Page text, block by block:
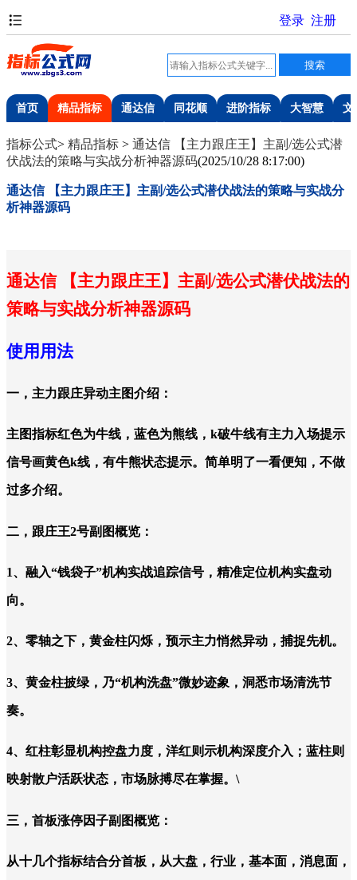
首页 精品指标 通达信 同花顺 进阶指标 大智慧 文
指标公式> 精品指标 > 通达信 【主力跟庄王】主副/选公式潜
伏战法的策略与实战分析神器源码(2025/10/28 8:17:00)
通达信 【主力跟庄王】主副/选公式潜伏战法的策略与实战分
析神器源码
通达信 【主力跟庄王】主副/选公式潜伏战法的
策略与实战分析神器源码
使用用法
一，主力跟庄异动主图介绍：
主图指标红色为牛线，蓝色为熊线，k破牛线有主力入场提示
信号画黄色k线，有牛熊状态提示。简单明了一看便知，不做
过多介绍。
二，跟庄王2号副图概览：
1、融入“钱袋子”机构实战追踪信号，精准定位机构实盘动
向。
2、零轴之下，黄金柱闪烁，预示主力悄然异动，捕捉先机。
3、黄金柱披绿，乃“机构洗盘”微妙迹象，洞悉市场清洗节
奏。
4、红柱彰显机构控盘力度，洋红则示机构深度介入；蓝柱则
映射散户活跃状态，市场脉搏尽在掌握。\
三，首板涨停因子副图概览：
从十几个指标结合分首板，从大盘，行业，基本面，消息面，